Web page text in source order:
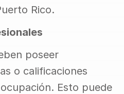
Rico.
poseer
o calificaciones
Esto puede